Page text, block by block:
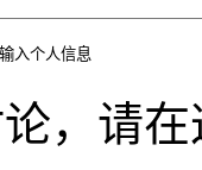
入个人信息
，请在